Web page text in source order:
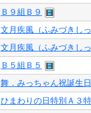
Ｂ９組Ｂ９
文月疾風（ふみづきし
文月疾風（ふみづきし
Ｂ５組Ｂ５
舞．みっちゃん祝誕生
ひまわりの日特別Ａ３